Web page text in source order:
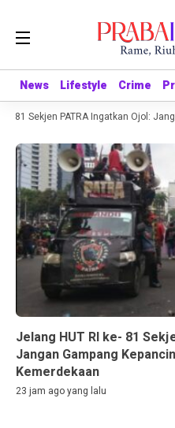
News Lifestyle Crime
News Lifestyle Crime
81 Sekjen PATRA Ingatkan Ojol:
Jelang HUT RI ke- 81
Jangan Gampang
Kemerdekaan
23 jam ago yang lalu